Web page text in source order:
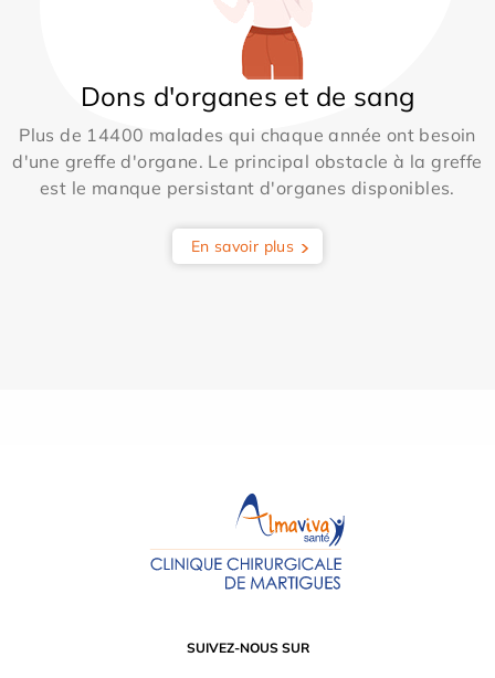
Dons d'organes et de sang
Plus de 14400 malades qui chaque année ont besoin
d'une greffe d'organe. Le principal obstacle à la greffe
est le manque persistant d'organes disponibles.
En savoir plus
SUIVEZ-NOUS SUR